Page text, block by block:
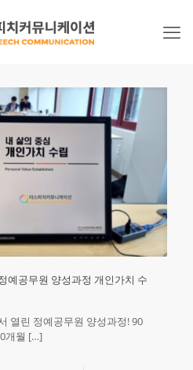
예공무원 양성과정 개인가치 수
열린 정예공무원 양성과정!​ 90
개월 […]